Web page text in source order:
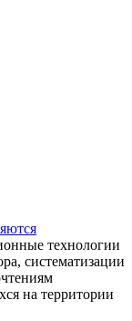
технологии
систематизации
на территории